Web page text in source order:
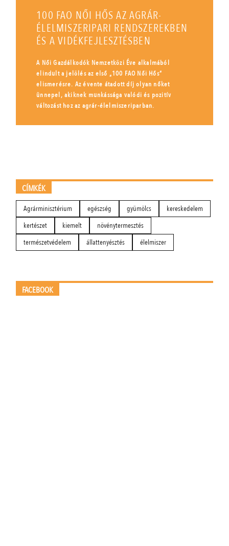
100 FAO NŐI HŐS AZ AGRÁR-
ÉLELMISZERIPARI RENDSZEREKBEN
ÉS A VIDÉKFEJLESZTÉSBEN
A Női Gazdálkodók Nemzetközi Éve alkalmából
elindult a jelölés az első „100 FAO Női Hős”
elismerésre. Az évente átadott díj olyan nőket
ünnepel, akiknek munkássága valódi és pozitív
változást hoz az agrár-élelmiszeriparban.
CÍMKÉK
Agrárminisztérium egészség gyümölcs
kereskedelem
kertészet
kiemelt
növénytermesztés
természetvédelem
állattenyésztés élelmiszer
FACEBOOK